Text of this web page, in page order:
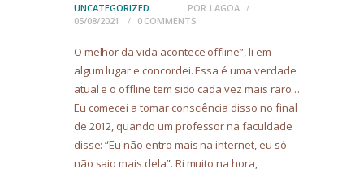
UNCATEGORIZED POR LAGOA
05/08/2021
0 COMMENTS
O melhor da vida acontece offline”, li em
algum lugar e concordei. Essa é uma verdade
atual e o offline tem sido cada vez mais raro…
Eu comecei a tomar consciência disso no final
de 2012, quando um professor na faculdade
disse: “Eu não entro mais na internet, eu só
não saio mais dela”. Ri muito na hora,